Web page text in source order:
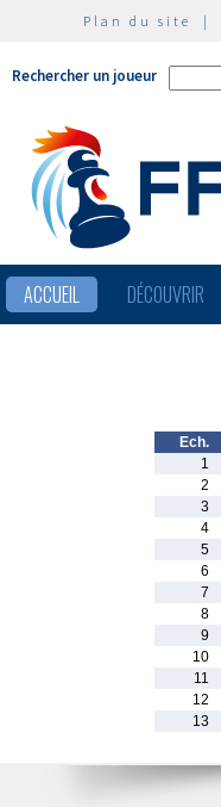
Plan du site |
Rechercher un joueur
ACCUEIL DÉCOUVRIR
Ech.
1
2
3
4
5
6
7
8
9
10
11
12
13